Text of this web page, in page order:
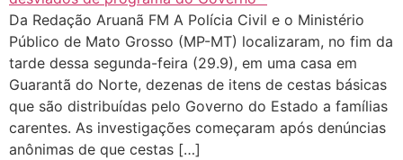
Da Redação Aruanã FM A Polícia Civil e o Ministério
Público de Mato Grosso (MP-MT) localizaram, no fim da
tarde dessa segunda-feira (29.9), em uma casa em
Guarantã do Norte, dezenas de itens de cestas básicas
que são distribuídas pelo Governo do Estado a famílias
carentes. As investigações começaram após denúncias
anônimas de que cestas […]